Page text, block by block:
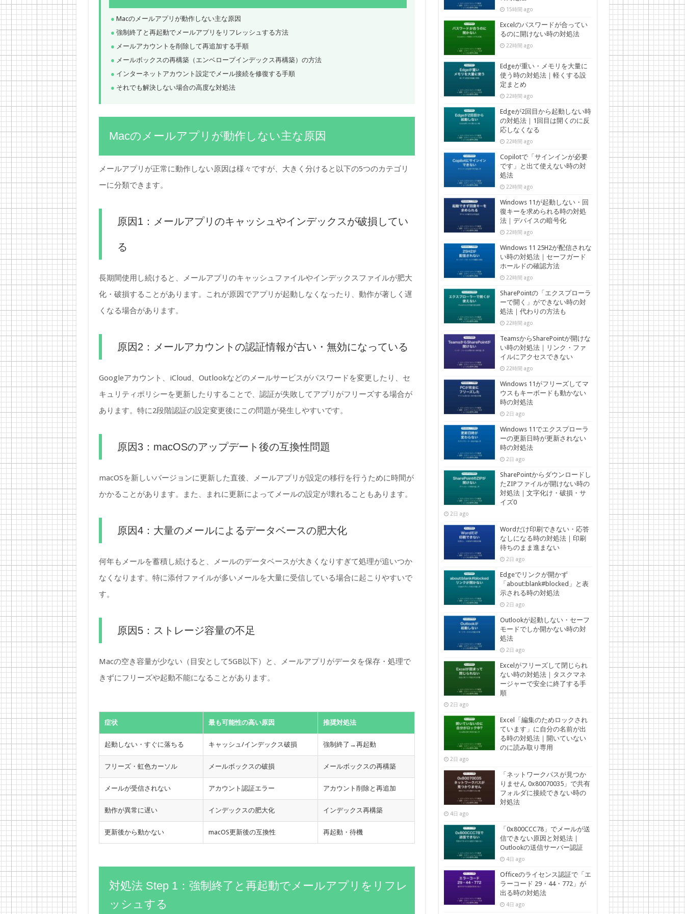
Macのメールアプリが動作しない主な原因
強制終了と再起動でメールアプリをリフレッシュする方法
メールアカウントを削除して再追加する手順
メールボックスの再構築（エンベロープインデックス再構築）の方法
インターネットアカウント設定でメール接続を修復する手順
それでも解決しない場合の高度な対処法
Macのメールアプリが動作しない主な原因
メールアプリが正常に動作しない原因は様々ですが、大きく分けると以下の5つのカテゴリ
ーに分類できます。
原因1：メールアプリのキャッシュやインデックスが破損してい
る
長期間使用し続けると、メールアプリのキャッシュファイルやインデックスファイルが肥大
化・破損することがあります。これが原因でアプリが起動しなくなったり、動作が著しく遅
くなる場合があります。
原因2：メールアカウントの認証情報が古い・無効になっている
Googleアカウント、iCloud、Outlookなどのメールサービスがパスワードを変更したり、セ
キュリティポリシーを更新したりすることで、認証が失敗してアプリがフリーズする場合が
あります。特に2段階認証の設定変更後にこの問題が発生しやすいです。
原因3：macOSのアップデート後の互換性問題
macOSを新しいバージョンに更新した直後、メールアプリが設定の移行を行うために時間が
かかることがあります。また、まれに更新によってメールの設定が壊れることもあります。
原因4：大量のメールによるデータベースの肥大化
何年もメールを蓄積し続けると、メールのデータベースが大きくなりすぎて処理が追いつか
なくなります。特に添付ファイルが多いメールを大量に受信している場合に起こりやすいで
す。
原因5：ストレージ容量の不足
Macの空き容量が少ない（目安として5GB以下）と、メールアプリがデータを保存・処理で
きずにフリーズや起動不能になることがあります。
症状 最も可能性の高い原因 推奨対処法
起動しない・すぐに落ちる キャッシュ/インデックス破損 強制終了→再起動
フリーズ・虹色カーソル メールボックスの破損 メールボックスの再構築
メールが受信されない アカウント認証エラー アカウント削除と再追加
動作が異常に遅い インデックスの肥大化 インデックス再構築
更新後から動かない macOS更新後の互換性 再起動・待機
対処法 Step 1：強制終了と再起動でメールアプリをリフレ
ッシュする
15時間 ago
Excelのパスワードが合ってい
るのに開けない時の対処法
22時間 ago
Edgeが重い・メモリを大量に
使う時の対処法｜軽くする設
定まとめ
22時間 ago
Edgeが2回目から起動しない時
の対処法｜1回目は開くのに反
応しなくなる
22時間 ago
Copilotで「サインインが必要
です」と出て使えない時の対
処法
22時間 ago
Windows 11が起動しない・回
復キーを求められる時の対処
法｜デバイスの暗号化
22時間 ago
Windows 11 25H2が配信されな
い時の対処法｜セーフガード
ホールドの確認方法
22時間 ago
SharePointの「エクスプローラ
ーで開く」ができない時の対
処法｜代わりの方法も
22時間 ago
TeamsからSharePointが開けな
い時の対処法｜リンク・ファ
イルにアクセスできない
22時間 ago
Windows 11がフリーズしてマ
ウスもキーボードも動かない
時の対処法
2日 ago
Windows 11でエクスプローラ
ーの更新日時が更新されない
時の対処法
2日 ago
SharePointからダウンロードし
たZIPファイルが開けない時の
対処法｜文字化け・破損・サ
イズ0
2日 ago
Wordだけ印刷できない・応答
なしになる時の対処法｜印刷
待ちのまま進まない
2日 ago
Edgeでリンクが開かず
「about:blank#blocked」と表
示される時の対処法
2日 ago
Outlookが起動しない・セーフ
モードでしか開かない時の対
処法
2日 ago
Excelがフリーズして閉じられ
ない時の対処法｜タスクマネ
ージャーで安全に終了する手
順
2日 ago
Excel「編集のためロックされ
ています」に自分の名前が出
る時の対処法｜開いていない
のに読み取り専用
2日 ago
「ネットワークパスが見つか
りません 0x80070035」で共有
フォルダに接続できない時の
対処法
4日 ago
「0x800CCC78」でメールが送
信できない原因と対処法｜
Outlookの送信サーバー認証
4日 ago
Officeのライセンス認証で「エ
ラーコード 29・44・772」が
出る時の対処法
4日 ago